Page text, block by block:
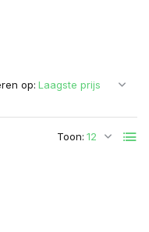
Toon:
op: